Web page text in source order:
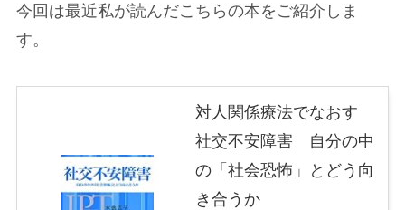
今回は最近私が読んだこちらの本をご紹介しま
す。
対人関係療法でなおす
社交不安障害 自分の中
の「社会恐怖」とどう向
き合うか